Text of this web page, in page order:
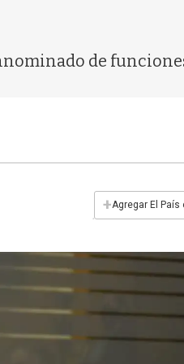
de
+Agregar El País